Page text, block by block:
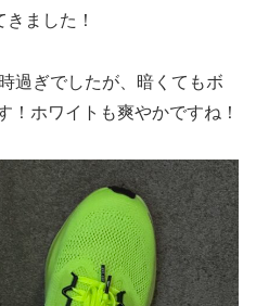
ました！
過ぎでしたが、暗くてもボ
！ホワイトも爽やかですね！